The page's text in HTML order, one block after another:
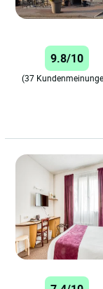
9.8/10
(37